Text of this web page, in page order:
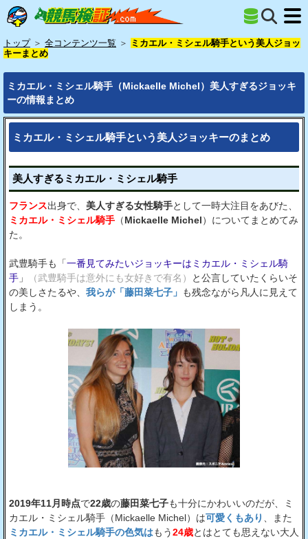
トップ ＞ 全コンテンツ一覧 ＞
ミカエル・ミシェル騎手という美人ジョッ
キーまとめ
ミカエル・ミシェル騎手（Mickaelle Michel）美人すぎるジョッキ
ーの情報まとめ
ミカエル・ミシェル騎手という美人ジョッキーのまとめ
美人すぎるミカエル・ミシェル騎手
フランス出身で、 美人すぎる女性騎手として一時大注目をあびた、
ミカエル・ミシェル騎手 （Mickaelle Michel）についてまとめてみ
た。
武豊騎手も「一番見てみたいジョッキーはミカエル・ミシェル騎
手 」 （武豊騎手は意外にも女好きで有名）
と公言していたくらいそ
の美しさたるや、 我らが「藤田菜七子」 も残念ながら凡人に見えて
しまう。
2019年11月時点で22歳の藤田菜七子も十分にかわいいのだが、ミ
カエル・ミシェル騎手（Mickaelle Michel）は可愛くもあり 、また
ミカエル・ミシェル騎手の色気はもう24歳とはとても思えない大人